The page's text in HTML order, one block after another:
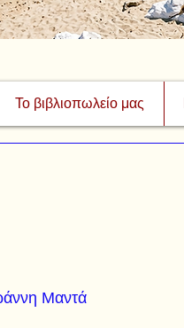
Το βιβλιοπωλείο μας
Μαντά